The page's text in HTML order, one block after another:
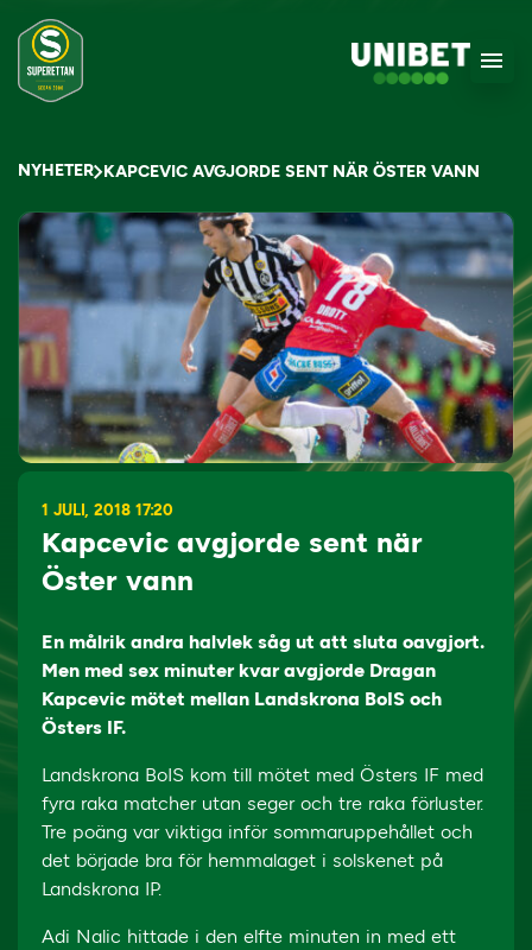
NYHETER KAPCEVIC AVGJORDE SENT NÄR ÖSTER VANN
1 JULI, 2018 17:20
Kapcevic avgjorde sent när
Öster vann
En målrik andra halvlek såg ut att sluta oavgjort.
Men med sex minuter kvar avgjorde Dragan
Kapcevic mötet mellan Landskrona BoIS och
Östers IF.
Landskrona BoIS kom till mötet med Östers IF med
fyra raka matcher utan seger och tre raka förluster.
Tre poäng var viktiga inför sommaruppehållet och
det började bra för hemmalaget i solskenet på
Landskrona IP.
Adi Nalic hittade i den elfte minuten in med ett